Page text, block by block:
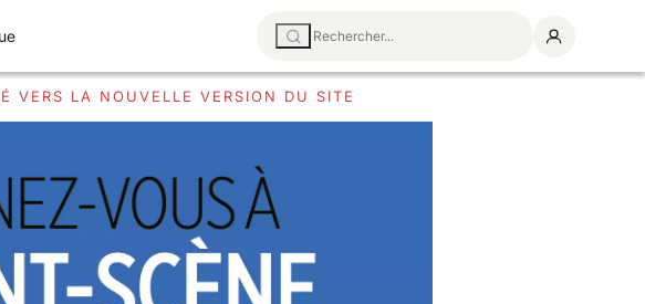
VERS LA NOUVELLE VERSION DU SITE